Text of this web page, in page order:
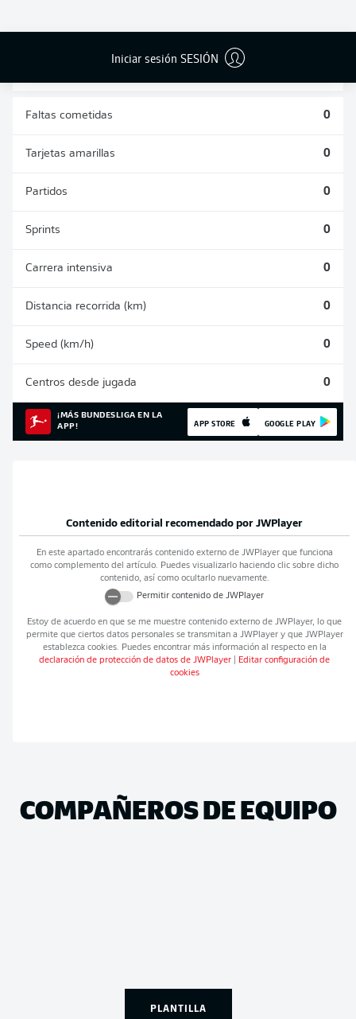
Iniciar sesión SESIÓN
DIVIDIDOS
0
AÉREOS
0
Faltas cometidas 0
Tarjetas amarillas 0
Partidos 0
Sprints 0
Carrera intensiva 0
Distancia recorrida (km) 0
Speed (km/h) 0
Centros desde jugada 0
¡MÁS BUNDESLIGA EN LA
APP!
APP STORE GOOGLE PLAY
Contenido editorial recomendado por JWPlayer
En este apartado encontrarás contenido externo de JWPlayerque funciona
como complemento del artículo. Puedes visualizarlo haciendo clic sobre dicho
contenido, así como ocultarlo nuevamente.
Permitir contenido de JWPlayer
Estoy de acuerdo en que se me muestre contenido externo de JWPlayer, lo que
permite que ciertos datos personales se transmitan a JWPlayery que JWPlayer
establezca cookies. Puedes encontrar más información al respecto en la
declaración de protección de datos de JWPlayer
Editar configuración de
cookies
COMPAÑEROS DE EQUIPO
PLANTILLA